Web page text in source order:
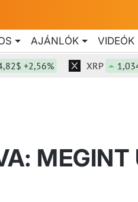
AJÁNLÓK VIDEÓK
XRP 1,034$
MEGINT